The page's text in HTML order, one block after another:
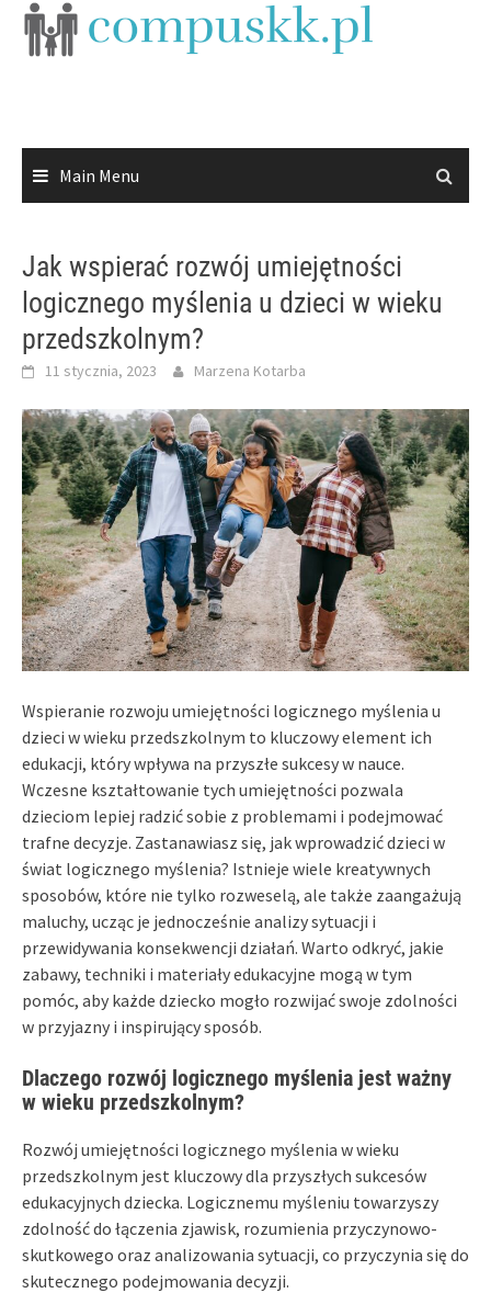
Skip
Main Menu
Jak wspierać rozwój umiejętności
logicznego myślenia u dzieci w wieku
przedszkolnym?
11 stycznia, 2023 Marzena Kotarba
Wspieranie rozwoju umiejętności logicznego myślenia u
dzieci w wieku przedszkolnym to kluczowy element ich
edukacji, który wpływa na przyszłe sukcesy w nauce.
Wczesne kształtowanie tych umiejętności pozwala
dzieciom lepiej radzić sobie z problemami i podejmować
trafne decyzje. Zastanawiasz się, jak wprowadzić dzieci w
świat logicznego myślenia? Istnieje wiele kreatywnych
sposobów, które nie tylko rozweselą, ale także zaangażują
maluchy, ucząc je jednocześnie analizy sytuacji i
przewidywania konsekwencji działań. Warto odkryć, jakie
zabawy, techniki i materiały edukacyjne mogą w tym
pomóc, aby każde dziecko mogło rozwijać swoje zdolności
w przyjazny i inspirujący sposób.
Dlaczego rozwój logicznego myślenia jest ważny
w wieku przedszkolnym?
Rozwój umiejętności logicznego myślenia w wieku
przedszkolnym jest kluczowy dla przyszłych sukcesów
edukacyjnych dziecka. Logicznemu myśleniu towarzyszy
zdolność do łączenia zjawisk, rozumienia przyczynowo-
skutkowego oraz analizowania sytuacji, co przyczynia się do
skutecznego podejmowania decyzji.